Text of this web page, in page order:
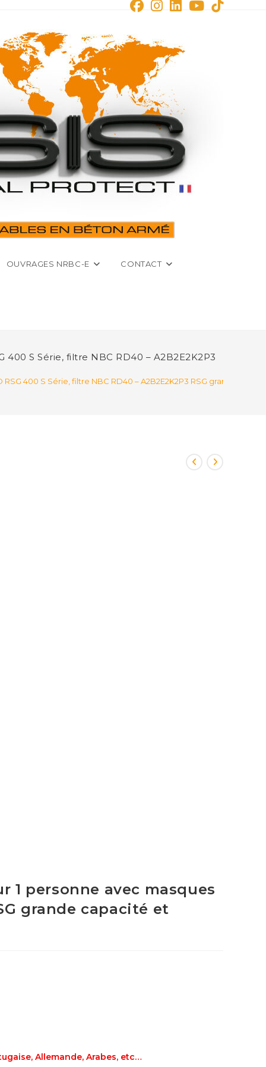
OUVRAGES NRBC-E CONTACT
S Série, filtre NBC RD40 – A2B2E2K2P3
400 S Série, filtre NBC RD40 – A2B2E2K2P3 RSG grande
personne avec masques
grande capacité et
Allemande, Arabes, etc…